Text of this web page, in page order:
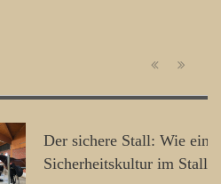
Stall: Wie eine gelebte
im Stall entsteht